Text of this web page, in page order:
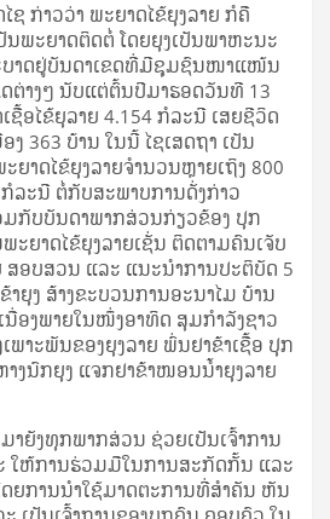
ກ່າວວ່າ ພະຍາດໄຂ້ຍຸງລາຍ ກໍຄື
ນພະຍາດຕິດຕໍ່ ໂດຍຍຸງເປັນພາຫະນະ
ບາດຢູ່ບັນດາເຂດທີ່ມີຊຸມຊົນໜາແໜ້ນ
ຕ່າງໆ ນັບແຕ່ຕົ້ນປີມາຮອດວັນທີ 13
ອໄຂ້ຍຸລາຍ 4.154 ກໍລະນີ ເສຍຊີວິດ
363 ບ້ານ ໃນນີ້ ໄຊເສດຖາ ເປັນ
າດໄຂ້ຍຸງລາຍຈຳນວນຫຼາຍເຖິງ 800
ລະນີ ຕໍ່ກັບສະພາບການດັ່ງກ່າວ
ມກັບບັນດາພາກສ່ວນກ່ຽວຂ້ອງ ປຸກ
ຍາດໄຂ້ຍຸງລາຍເຊັ່ນ ຕິດຕາມຄົນເຈັບ
ສອບສວນ ແລະ ແນະນຳການປະຕິບັດ 5
ຍຸງ ສ້າງຂະບວນການອະນາໄມ ບ້ານ
ອງພາຍໃນໜຶ່ງອາທິດ ສຸມກຳລັງຊາວ
າະພັນຂອງຍຸງລາຍ ພົ່ນຢາຂ້າເຊື້ອ ປຸກ
ງນົກຍຸງ ແຈກຢາຂ້າໜອນນໍ້າຍຸງລາຍ
າຍັງທຸກພາກສ່ວນ ຊ່ວຍເປັນເຈົ້າການ
ໃຫ້ການຮ່ວມມືໃນການສະກັດກັ້ນ ແລະ
ດຍການນໍາໃຊ້ມາດຕະການທີ່ສຳຄັນ ຫັນ